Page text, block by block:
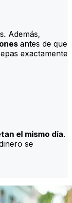
Además,
antes de que
exactamente
el mismo día.
se